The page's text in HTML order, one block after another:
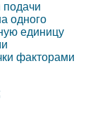
подачи
одного
единицу
факторами